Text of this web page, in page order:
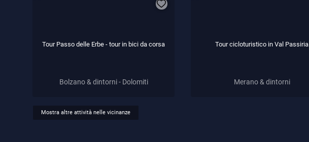
Tour Passo delle Erbe - tour in bici da corsa
Bolzano & dintorni - Dolomiti
Tour cicloturistico in Val Passiria
Merano & dintorni
Mostra altre attività nelle vicinanze